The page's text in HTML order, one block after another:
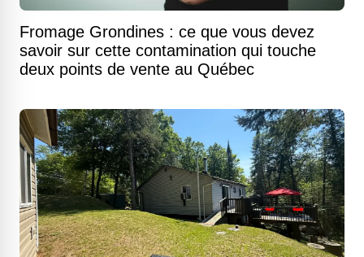
Fromage Grondines : ce que vous devez
savoir sur cette contamination qui touche
deux points de vente au Québec